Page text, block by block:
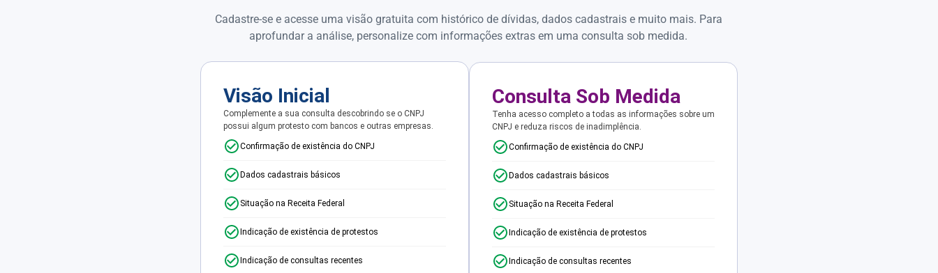
Cadastre-se e acesse uma visão gratuita com histórico de dívidas, dados cadastrais e muito mais. Para
aprofundar a análise, personalize com informações extras em uma consulta sob medida.
Visão Inicial
Complemente a sua consulta descobrindo se o CNPJ
possui algum protesto com bancos e outras empresas.
Confirmação de existência do CNPJ
Dados cadastrais básicos
Situação na Receita Federal
Indicação de existência de protestos
Indicação de consultas recentes
Consulta Sob Medida
Tenha acesso completo a todas as informações sobre um
CNPJ e reduza riscos de inadimplência.
Confirmação de existência do CNPJ
Dados cadastrais básicos
Situação na Receita Federal
Indicação de existência de protestos
Indicação de consultas recentes